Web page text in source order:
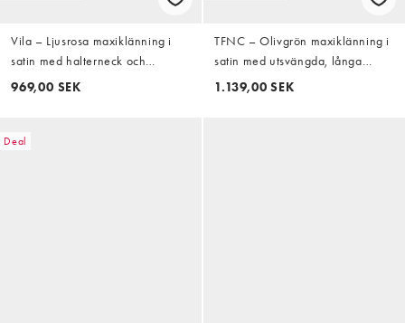
Vila – Ljusrosa maxiklänning i
satin med halterneck och
draperad ringning
969,00 SEK
TFNC – Olivgrön maxiklänning i
satin med utsvängda, långa
ärmar
1.139,00 SEK
Deal